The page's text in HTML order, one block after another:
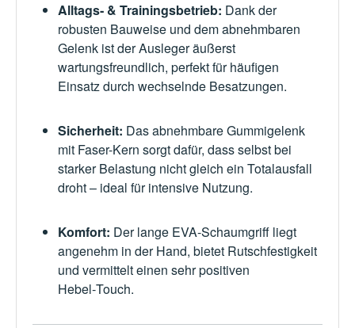
Alltags‑ & Trainingsbetrieb: Dank der
robusten Bauweise und dem abnehmbaren
Gelenk ist der Ausleger äußerst
wartungsfreundlich, perfekt für häufigen
Einsatz durch wechselnde Besatzungen.
Sicherheit: Das abnehmbare Gummigelenk
mit Faser-Kern sorgt dafür, dass selbst bei
starker Belastung nicht gleich ein Totalausfall
droht – ideal für intensive Nutzung.
Komfort: Der lange EVA-Schaumgriff liegt
angenehm in der Hand, bietet Rutschfestigkeit
und vermittelt einen sehr positiven
Hebel‑Touch.